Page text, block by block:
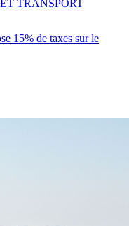
15% de taxes sur le
TRANSPORT